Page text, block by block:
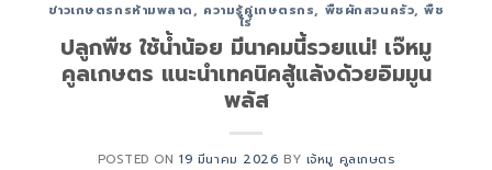
ข่าวเกษตรกรห้ามพลาด, ความรู้คู่เกษตรกร, พืชผักสวนครัว,พืช
ไร่
ปลูกพืช ใช้น้ำน้อย มีนาคมนี้รวยแน่! เจ๊หมู
คูลเกษตร แนะนำเทคนิคสู้แล้งด้วยอิมมูน
พลัส
POSTED ON19 มีนาคม 2026 BY เจ้หมู คูลเกษตร